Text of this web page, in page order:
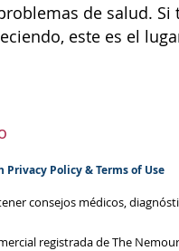
de salud. Si
este es el
Privacy Policy & Terms of Use
consejos médicos,
registrada de The